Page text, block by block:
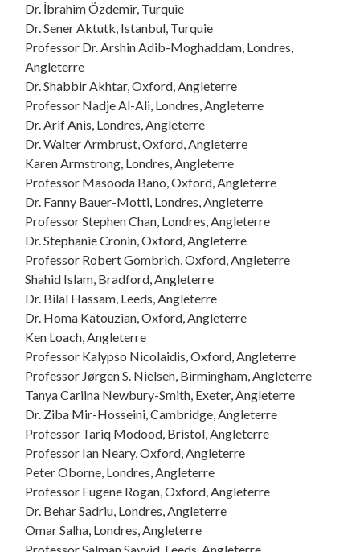
Dr. İbrahim Özdemir, Turquie
Dr. Sener Aktutk, Istanbul, Turquie
Professor Dr. Arshin Adib-Moghaddam, Londres,
Angleterre
Dr. Shabbir Akhtar, Oxford, Angleterre
Professor Nadje Al-Ali, Londres, Angleterre
Dr. Arif Anis, Londres, Angleterre
Dr. Walter Armbrust, Oxford, Angleterre
Karen Armstrong, Londres, Angleterre
Professor Masooda Bano, Oxford, Angleterre
Dr. Fanny Bauer-Motti, Londres, Angleterre
Professor Stephen Chan, Londres, Angleterre
Dr. Stephanie Cronin, Oxford, Angleterre
Professor Robert Gombrich, Oxford, Angleterre
Shahid Islam, Bradford, Angleterre
Dr. Bilal Hassam, Leeds, Angleterre
Dr. Homa Katouzian, Oxford, Angleterre
Ken Loach, Angleterre
Professor Kalypso Nicolaidis, Oxford, Angleterre
Professor Jørgen S. Nielsen, Birmingham, Angleterre
Tanya Cariina Newbury-Smith, Exeter, Angleterre
Dr. Ziba Mir-Hosseini, Cambridge, Angleterre
Professor Tariq Modood, Bristol, Angleterre
Professor Ian Neary, Oxford, Angleterre
Peter Oborne, Londres, Angleterre
Professor Eugene Rogan, Oxford, Angleterre
Dr. Behar Sadriu, Londres, Angleterre
Omar Salha, Londres, Angleterre